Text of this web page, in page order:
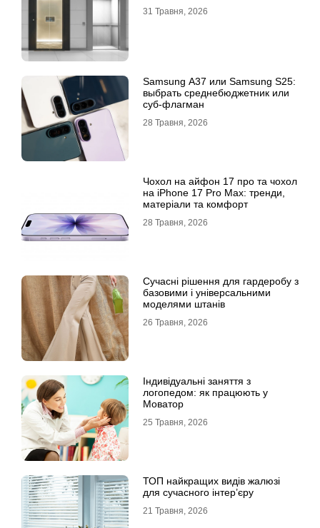
31 Травня, 2026
Samsung A37 или Samsung S25:
выбрать среднебюджетник или
суб-флагман
28 Травня, 2026
Чохол на айфон 17 про та чохол
на iPhone 17 Pro Max: тренди,
матеріали та комфорт
28 Травня, 2026
Сучасні рішення для гардеробу з
базовими і універсальними
моделями штанів
26 Травня, 2026
Індивідуальні заняття з
логопедом: як працюють у
Моватор
25 Травня, 2026
ТОП найкращих видів жалюзі
для сучасного інтер’єру
21 Травня, 2026